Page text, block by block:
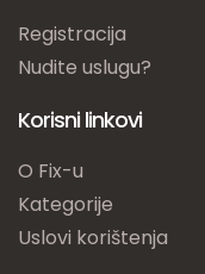
Registracija
Nudite uslugu?
Korisni linkovi
O Fix-u
Kategorije
Uslovi korištenja